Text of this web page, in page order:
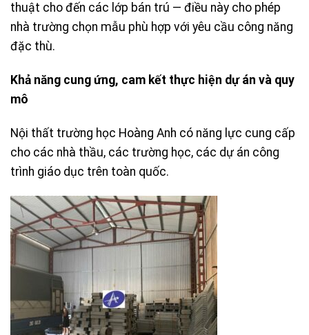
thuật cho đến các lớp bán trú — điều này cho phép
nhà trường chọn mẫu phù hợp với yêu cầu công năng
đặc thù.
Khả năng cung ứng, cam kết thực hiện dự án và quy
mô
Nội thất trường học Hoàng Anh có năng lực cung cấp
cho các nhà thầu, các trường học, các dự án công
trình giáo dục trên toàn quốc.